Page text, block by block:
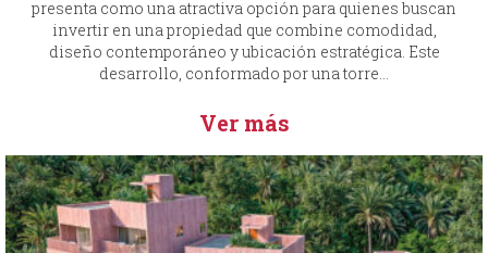
presenta como una atractiva opción para quienes buscan
invertir en una propiedad que combine comodidad,
diseño contemporáneo y ubicación estratégica. Este
desarrollo, conformado por una torre...
Ver más